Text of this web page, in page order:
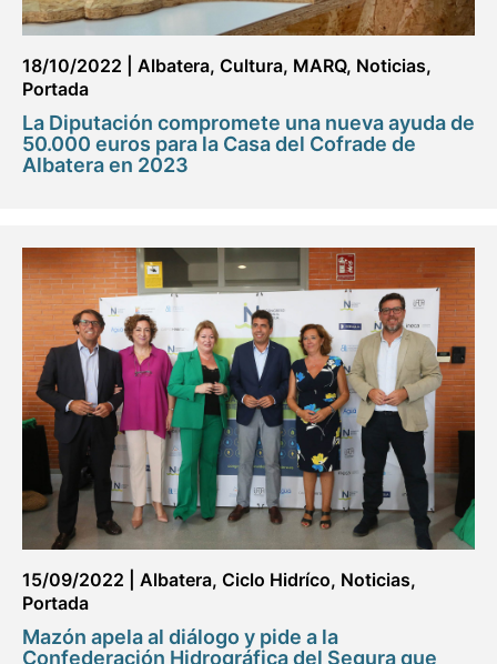
18/10/2022 Albatera, Cultura, MARQ, Noticias,
Portada
La Diputación compromete una nueva ayuda de
50.000 euros para la Casa del Cofrade de
Albatera en 2023
15/09/2022 Albatera, Ciclo Hidríco, Noticias,
Portada
Mazón apela al diálogo y pide a la
Confederación Hidrográfica del Segura que